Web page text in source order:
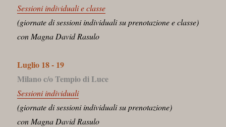
Sessioni individuali e classe
(giornate di sessioni individuali su prenotazione e classe)
con Magna David Rasulo
Luglio 18 - 19
Milano c/o Tempio di Luce
Sessioni individuali
(giornate di sessioni individuali su prenotazione)
con Magna David Rasulo